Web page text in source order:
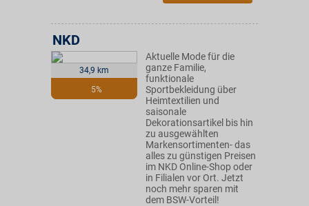
34,9 km
5%
NKD
Aktuelle Mode für die
ganze Familie,
funktionale
Sportbekleidung über
Heimtextilien und
saisonale
Dekorationsartikel bis hin
zu ausgewählten
Markensortimenten- das
alles zu günstigen Preisen
im NKD Online-Shop oder
in Filialen vor Ort. Jetzt
noch mehr sparen mit
dem BSW-Vorteil!